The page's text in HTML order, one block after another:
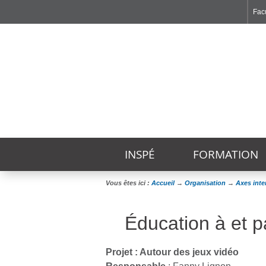
INSPÉ FORMATION
Vous êtes ici : Accueil→ Organisation→ Axes
Éducation à et
Projet : Autour des jeux vidéo